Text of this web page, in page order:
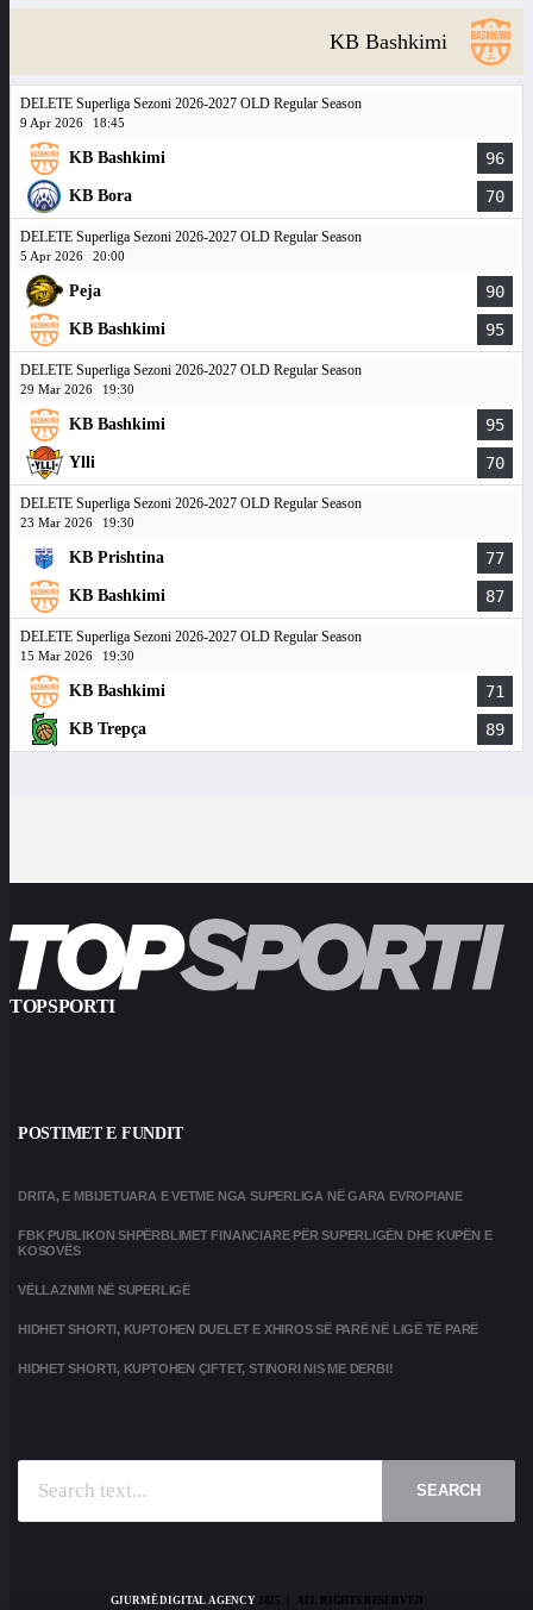
KB Bashkimi
DELETE Superliga Sezoni 2026-2027 OLD Regular Season
9 Apr 2026 18:45
KB Bashkimi 96
KB Bora 70
DELETE Superliga Sezoni 2026-2027 OLD Regular Season
5 Apr 2026 20:00
Peja 90
KB Bashkimi 95
DELETE Superliga Sezoni 2026-2027 OLD Regular Season
29 Mar 2026 19:30
KB Bashkimi 95
Ylli 70
DELETE Superliga Sezoni 2026-2027 OLD Regular Season
23 Mar 2026 19:30
KB Prishtina 77
KB Bashkimi 87
DELETE Superliga Sezoni 2026-2027 OLD Regular Season
15 Mar 2026 19:30
KB Bashkimi 71
KB Trepça 89
TOPSPORTI
POSTIMET E FUNDIT
DRITA, E MBIJETUARA E VETME NGA SUPERLIGA NË GARA EVROPIANE
FBK PUBLIKON SHPËRBLIMET FINANCIARE PËR SUPERLIGËN DHE KUPËN E
KOSOVËS
VËLLAZNIMI NË SUPERLIGË
HIDHET SHORTI, KUPTOHEN DUELET E XHIROS SË PARË NË LIGË TË PARË
HIDHET SHORTI, KUPTOHEN ÇIFTET, STINORI NIS ME DERBI!
SEARCH
GJURMË DIGITAL AGENCY2025 | ALL RIGHTS RESERVED